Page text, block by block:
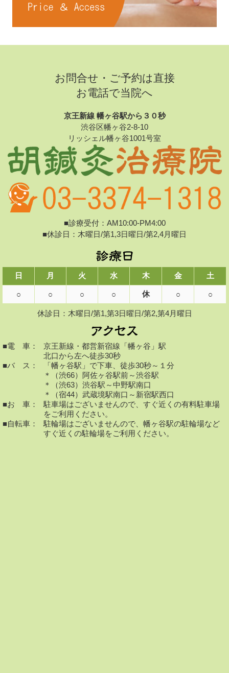
お問合せ・ご予約は直接
お電話で当院へ
京王新線 幡ヶ谷駅から３０秒
渋谷区幡ヶ谷2-8-10
リッシェル幡ヶ谷1001号室
■診療受付：AM10:00-PM4:00
■休診日：木曜日/第1,3日曜日/第2,4月曜日
日 月 火 水 木 金 土
○ ○ ○ ○ 休 ○ ○
休診日：木曜日/第1,第3日曜日/第2,第4月曜日
■電 車：
京王新線・都営新宿線「幡ヶ谷」駅
北口から左へ徒歩30秒
■バ ス：
「幡ヶ谷駅」で下車、徒歩30秒～１分
＊（渋66）阿佐ヶ谷駅前～渋谷駅
＊（渋63）渋谷駅～中野駅南口
＊（宿44）武蔵境駅南口～新宿駅西口
■お 車：
駐車場はございませんので、すぐ近くの有料駐車場
をご利用ください。
■自転車：
駐輪場はございませんので、幡ヶ谷駅の駐輪場など
すぐ近くの駐輪場をご利用ください。